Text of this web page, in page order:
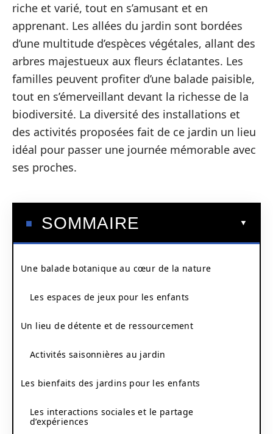
riche et varié, tout en s’amusant et en
apprenant. Les allées du jardin sont bordées
d’une multitude d’espèces végétales, allant des
arbres majestueux aux fleurs éclatantes. Les
familles peuvent profiter d’une balade paisible,
tout en s’émerveillant devant la richesse de la
biodiversité. La diversité des installations et
des activités proposées fait de ce jardin un lieu
idéal pour passer une journée mémorable avec
ses proches.
SOMMAIRE
Une balade botanique au cœur de la nature
Les espaces de jeux pour les enfants
Un lieu de détente et de ressourcement
Activités saisonnières au jardin
Les bienfaits des jardins pour les enfants
Les interactions sociales et le partage
d’expériences